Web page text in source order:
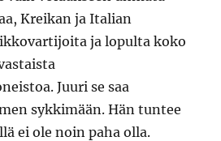
Kreikan ja Italian
ja lopulta koko
Juuri se saa
sykkimään. Hän tuntee
ei ole noin paha olla.